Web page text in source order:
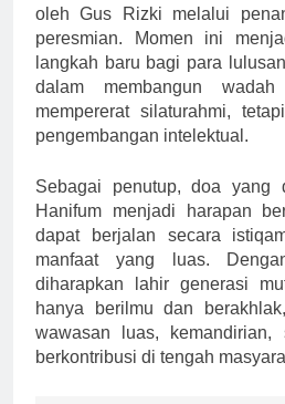
oleh Gus Rizki melalui
peresmian. Momen ini
langkah baru bagi para
dalam membangun
mempererat silaturahmi,
pengembangan intelektual.
Sebagai penutup, doa yang
Hanifum menjadi harapan
dapat berjalan secara
manfaat yang luas.
diharapkan lahir generasi
hanya berilmu dan
wawasan luas, kemandirian,
berkontribusi di tengah